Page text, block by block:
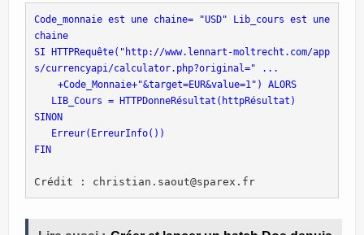
Site Principal
Politique de confidentialité
Code_monnaie est une chaine= "USD"
Lib_cours est une
chaine
SI HTTPRequête("http://www.lennart-moltrecht.com/app
+Code_Monnaie+"&target=EUR&value=1") ALORS
LIB_Cours = HTTPDonneRésultat(httpRésultat)
SINON
Erreur(ErreurInfo())
FIN
Crédit : christian.saout@sparex.fr